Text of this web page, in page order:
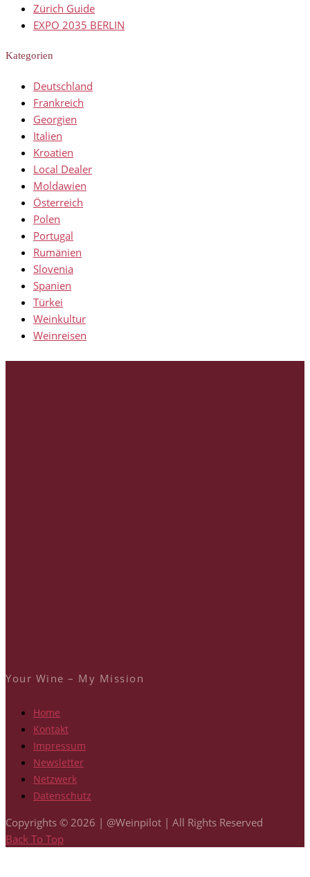
Zürich Guide
EXPO 2035 BERLIN
Kategorien
Deutschland
Frankreich
Georgien
Italien
Kroatien
Local Dealer
Moldawien
Österreich
Polen
Portugal
Rumänien
Slovenia
Spanien
Türkei
Weinkultur
Weinreisen
Your Wine – My Mission
Home
Kontakt
Impressum
Newsletter
Netzwerk
Datenschutz
Copyrights © 2026 | @Weinpilot | All Rights Reserved
Back To Top